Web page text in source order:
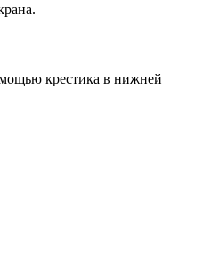
крестика в нижней